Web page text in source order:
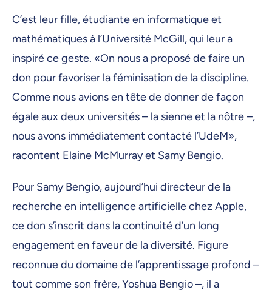
C’est leur fille, étudiante en informatique et
mathématiques à l’Université McGill, qui leur a
inspiré ce geste. «On nous a proposé de faire un
don pour favoriser la féminisation de la discipline.
Comme nous avions en tête de donner de façon
égale aux deux universités – la sienne et la nôtre –,
nous avons immédiatement contacté l’UdeM»,
racontent Elaine McMurray et Samy Bengio.
Pour Samy Bengio, aujourd’hui directeur de la
recherche en intelligence artificielle chez Apple,
ce don s’inscrit dans la continuité d’un long
engagement en faveur de la diversité. Figure
reconnue du domaine de l’apprentissage profond –
tout comme son frère, Yoshua Bengio –, il a